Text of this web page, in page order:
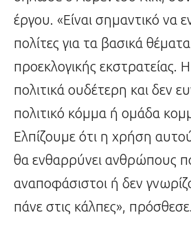
έργου. «Είναι σημαντικό να
πολίτες για τα βασικά
προεκλογικής εκστρατείας.
πολιτικά ουδέτερη και δεν
πολιτικό κόμμα ή ομάδα
Ελπίζουμε ότι η χρήση
θα ενθαρρύνει ανθρώπους
αναποφάσιστοι ή δεν
πάνε στις κάλπες», πρόσθεσε.